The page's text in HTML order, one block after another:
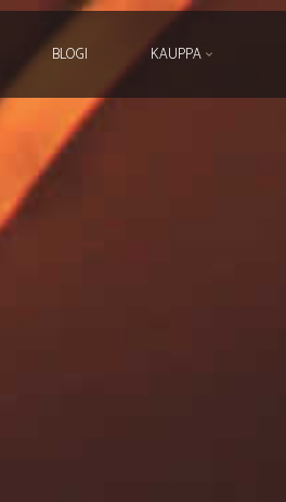
BLOGI KAUPPA